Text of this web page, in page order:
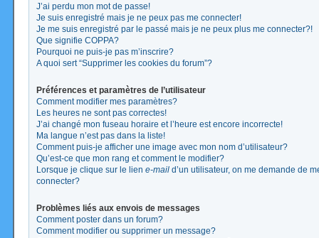
J’ai perdu mon mot de passe!
Je suis enregistré mais je ne peux pas me connecter!
Je me suis enregistré par le passé mais je ne peux plus me connecter?!
Que signifie COPPA?
Pourquoi ne puis-je pas m’inscrire?
A quoi sert “Supprimer les cookies du forum”?
Préférences et paramètres de l’utilisateur
Comment modifier mes paramètres?
Les heures ne sont pas correctes!
J’ai changé mon fuseau horaire et l’heure est encore incorrecte!
Ma langue n’est pas dans la liste!
Comment puis-je afficher une image avec mon nom d’utilisateur?
Qu’est-ce que mon rang et comment le modifier?
Lorsque je clique sur le lien e-mail d’un utilisateur, on me demande de
connecter?
Problèmes liés aux envois de messages
Comment poster dans un forum?
Comment modifier ou supprimer un message?